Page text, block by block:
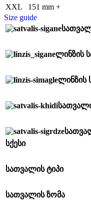
XXL
151 mm +
Size guide
ლინზის
ლინზის
სქესი
სათვალის ტიპი
სათვალის ზომა